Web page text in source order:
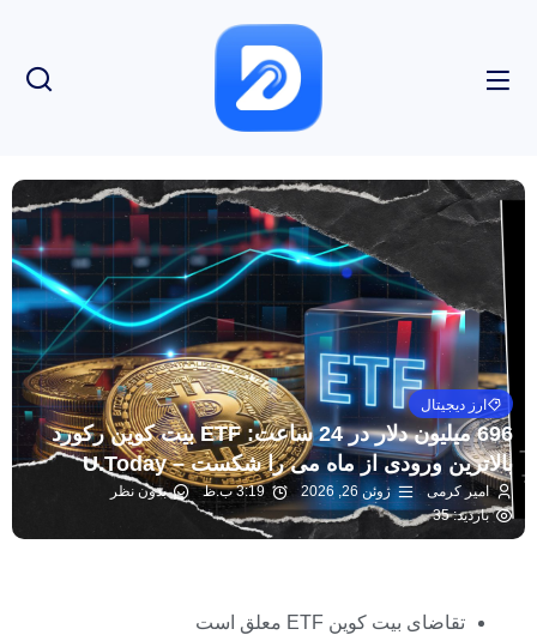
ارز دیجیتال
696 میلیون دلار در 24 ساعت: ETF بیت کوین رکورد
بالاترین ورودی از ماه می را شکست – U.Today
امیر کرمی ژوئن 26, 2026 3:19 ب.ظ
بدون نظر
بازدید: 35
تقاضای بیت کوین ETF معلق است